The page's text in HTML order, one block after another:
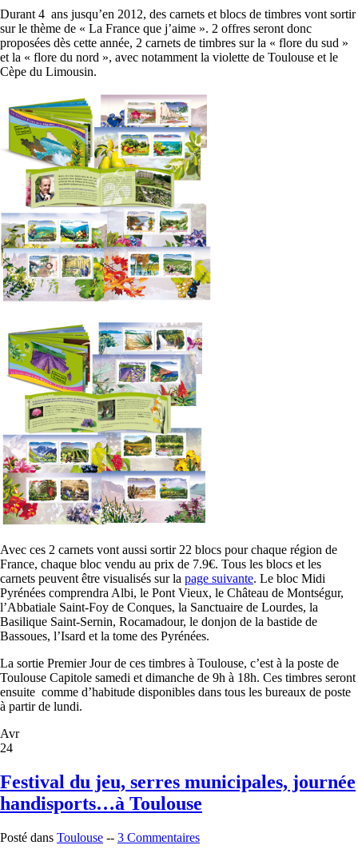
Durant 4 ans jusqu’en 2012, des carnets et blocs de timbres vont sortir
sur le thème de « La France que j’aime ». 2 offres seront donc
proposées dès cette année, 2 carnets de timbres sur la « flore du sud »
et la « flore du nord », avec notamment la violette de Toulouse et le
Cèpe du Limousin.
Avec ces 2 carnets vont aussi sortir 22 blocs pour chaque région de
France, chaque bloc vendu au prix de 7.9€. Tous les blocs et les
carnets peuvent être visualisés sur la page suivante. Le bloc Midi
Pyrénées comprendra Albi, le Pont Vieux, le Château de Montségur,
l’Abbatiale Saint-Foy de Conques, la Sanctuaire de Lourdes, la
Basilique Saint-Sernin, Rocamadour, le donjon de la bastide de
Bassoues, l’Isard et la tome des Pyrénées.
La sortie Premier Jour de ces timbres à Toulouse, c’est à la poste de
Toulouse Capitole samedi et dimanche de 9h à 18h. Ces timbres seront
ensuite comme d’habitude disponibles dans tous les bureaux de poste
à partir de lundi.
Avr
24
Festival du jeu, serres municipales, journée
handisports…à Toulouse
Posté dans Toulouse -- 3 Commentaires